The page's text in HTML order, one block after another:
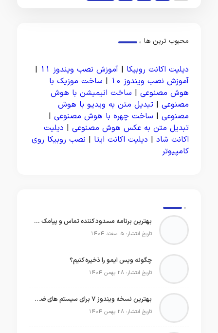
محبوب ترین ها
دیلیت اکانت روبیکا | آموزش نصب ویندوز 11
|
آموزش نصب ویندوز 10
| ساخت موزیک با
هوش مصنوعی | ساخت انیمیشن با هوش
مصنوعی | تبدیل متن به ویدیو با هوش
مصنوعی | ساخت چهره با هوش مصنوعی |
تبدیل متن به عکس هوش مصنوعی | دیلیت
اکانت شاد | دیلیت اکانت ایتا | نصب روبیکا روی
کامپیوتر
بهترین برنامه مسدود کننده تماس و پیامک در سال 2026
تاریخ انتشار: 5 اسفند 1404
چگونه ویس ایمو را ذخیره کنیم؟
تاریخ انتشار: 28 بهمن 1404
بهترین نسخه ویندوز 7 برای سیستم های ضعیف
تاریخ انتشار: 28 بهمن 1404